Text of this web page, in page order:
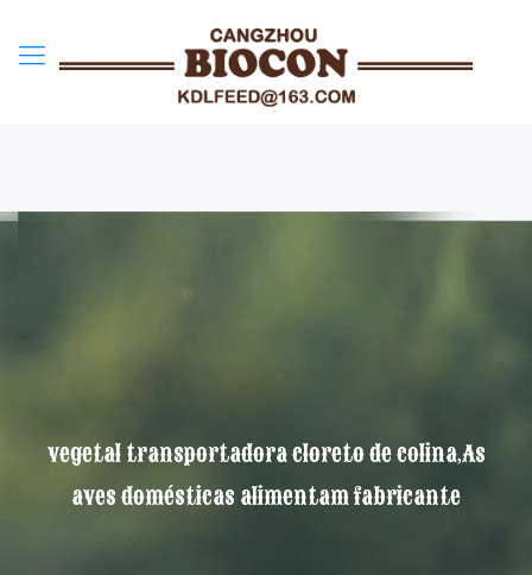
vegetal transportadora cloreto de colina,As
aves domésticas alimentam fabricante